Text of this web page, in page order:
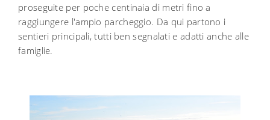
proseguite per poche centinaia di metri fino a
raggiungere l'ampio parcheggio. Da qui partono i
sentieri principali, tutti ben segnalati e adatti anche alle
famiglie.